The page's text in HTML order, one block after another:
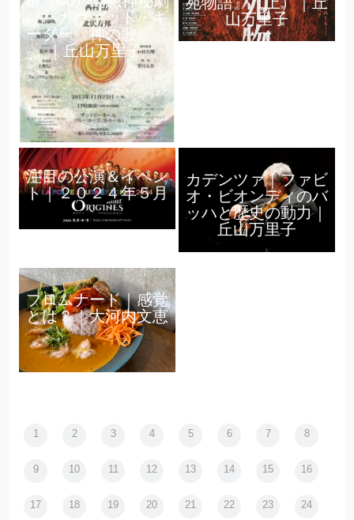
『バガヴァッド・ギ
ーター〈神の歌〉』
｜丘山万里子
山万里子
注目の公演＆イベン
ト｜２０２４年５月
カデンツァ｜ファビ
オ・ビオンディのバ
ッハと歴史の動力｜
丘山万里子
プロムナード｜感覚
とは？｜大河内文恵
1 2 3 4 5 6 7 8
9 10 11 12 13 14 15 16
17 18 19 20 21 22 23 24